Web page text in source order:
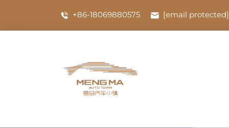
+86-18069880575 [email protected]